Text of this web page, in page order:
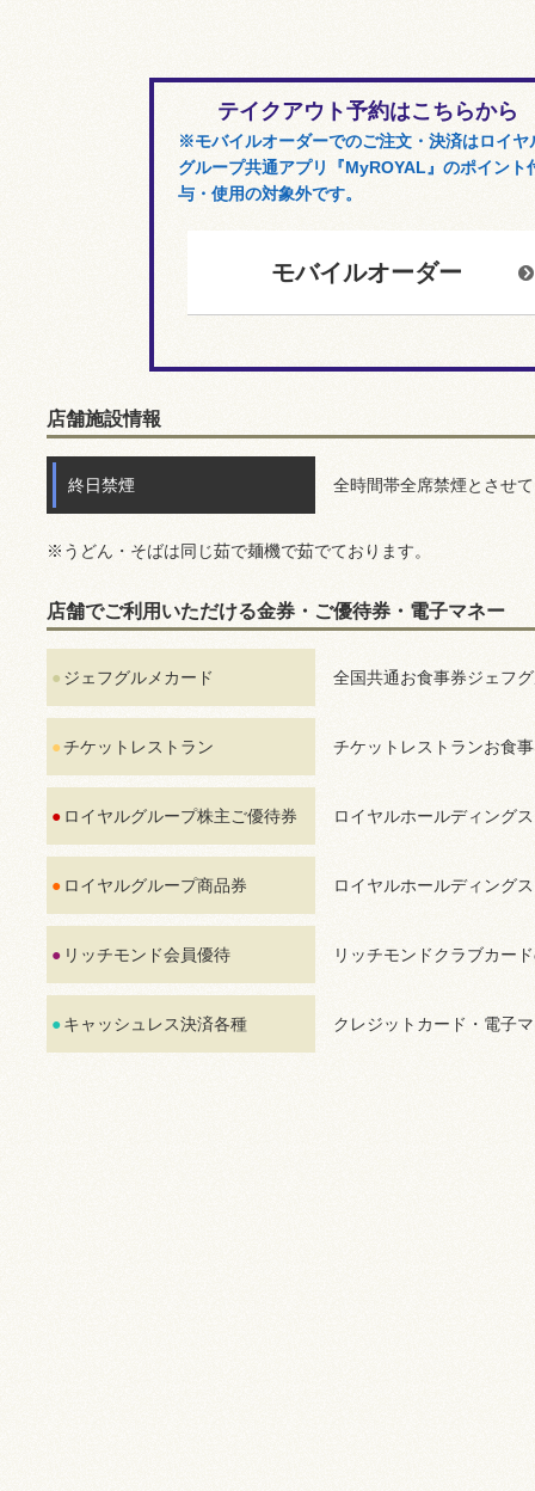
テイクアウト予約はこちらから
※モバイルオーダーでのご注文・決済はロイヤ
グループ共通アプリ『MyROYAL』のポイント
与・使用の対象外です。
モバイルオーダー
店舗施設情報
終日禁煙 全時間帯全席禁煙とさせ
※うどん・そばは同じ茹で麺機で茹でております。
店舗でご利用いただける金券・ご優待券・電子マネー
ジェフグルメカード 全国共通お食事券ジェフ
チケットレストラン チケットレストランお食
ロイヤルグループ株主ご優待券 ロイヤルホールディング
ロイヤルグループ商品券 ロイヤルホールディング
リッチモンド会員優待 リッチモンドクラブカー
キャッシュレス決済各種 クレジットカード・電子